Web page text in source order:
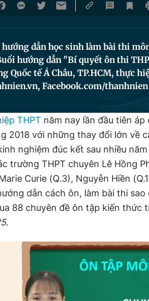
dẫn học sinh làm bài thi
hướng dẫn "Bí quyết ôn thi
Quốc tế Á Châu, TP.HCM, thực
Facebook.com/
THPT năm nay lần đầu tiên
2018 với những thay đổi lớn về
nghiệm đúc kết sau nhiều
trường THPT chuyên Lê Hồng
Curie (Q.3), Nguyễn Hiền
dẫn cách ôn, làm bài thi
88 chuyên đề ôn tập kiến thức
.